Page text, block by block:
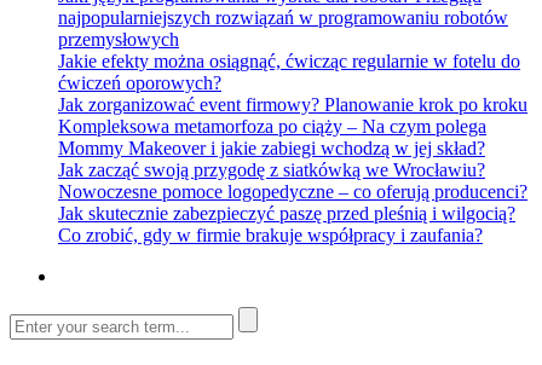
najpopularniejszych rozwiązań w programowaniu robotów
przemysłowych
Jakie efekty można osiągnąć, ćwicząc regularnie w fotelu do
ćwiczeń oporowych?
Jak zorganizować event firmowy? Planowanie krok po kroku
Kompleksowa metamorfoza po ciąży – Na czym polega
Mommy Makeover i jakie zabiegi wchodzą w jej skład?
Jak zacząć swoją przygodę z siatkówką we Wrocławiu?
Nowoczesne pomoce logopedyczne – co oferują producenci?
Jak skutecznie zabezpieczyć paszę przed pleśnią i wilgocią?
Co zrobić, gdy w firmie brakuje współpracy i zaufania?